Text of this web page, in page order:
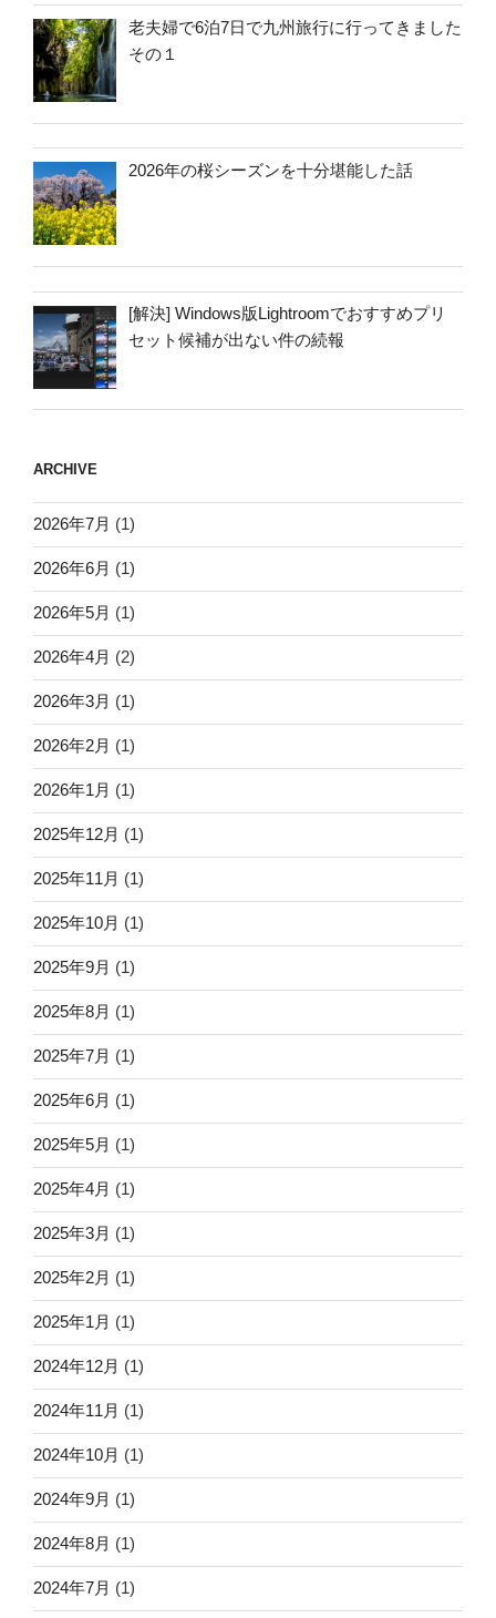
老夫婦で6泊7日で九州旅行に行ってきました
その１
2026年の桜シーズンを十分堪能した話
[解決] Windows版Lightroomでおすすめプリ
セット候補が出ない件の続報
ARCHIVE
2026年7月 (1)
2026年6月 (1)
2026年5月 (1)
2026年4月 (2)
2026年3月 (1)
2026年2月 (1)
2026年1月 (1)
2025年12月 (1)
2025年11月 (1)
2025年10月 (1)
2025年9月 (1)
2025年8月 (1)
2025年7月 (1)
2025年6月 (1)
2025年5月 (1)
2025年4月 (1)
2025年3月 (1)
2025年2月 (1)
2025年1月 (1)
2024年12月 (1)
2024年11月 (1)
2024年10月 (1)
2024年9月 (1)
2024年8月 (1)
2024年7月 (1)